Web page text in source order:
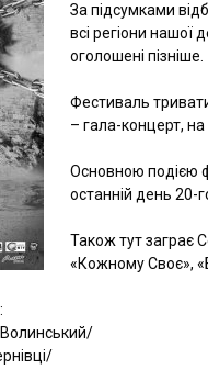
За підсумками
всі регіони нашої
оголошені пізніше.
Фестиваль
– гала-концерт,
Основною подією
останній день 20-
Також тут заграє
«Кожному Своє»,